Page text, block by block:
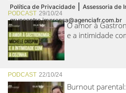
PODCAST 29/10/24
O amor à
e a intimidade
PODCAST 22/10/24
Burnout
Política de Privacidade | Assessoria de
grupoentre.imprensa@agenciafr.com.br